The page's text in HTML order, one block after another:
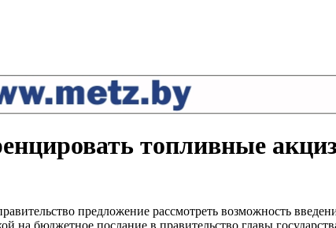
топливные
предложение рассмотреть возможность
на бюджетное послание в правительство главы